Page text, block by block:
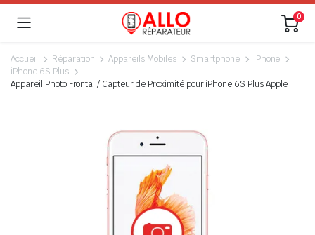
0
Accueil Réparation Appareils Mobiles Smartphone
iPhone
iPhone 6S Plus
Appareil Photo Frontal / Capteur de Proximité pour iPhone 6S Plus Apple